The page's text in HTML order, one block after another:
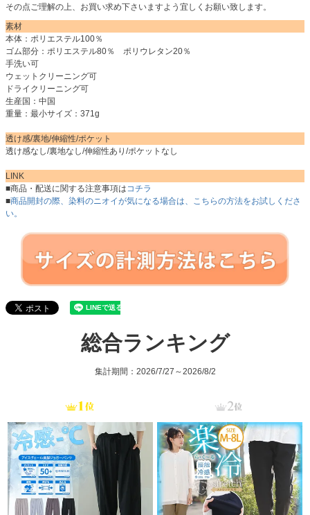
その点ご理解の上、お買い求め下さいますよう宜しくお願い致します。
素材
本体：ポリエステル100％
ゴム部分：ポリエステル80％ ポリウレタン20％
手洗い可
ウェットクリーニング可
ドライクリーニング可
生産国：中国
重量：最小サイズ：371g
透け感/裏地/伸縮性/ポケット
透け感なし/裏地なし/伸縮性あり/ポケットなし
LINK
■商品・配送に関する注意事項はコチラ
■商品開封の際、染料のニオイが気になる場合は、こちらの方法をお試しくださ
い。
総合ランキング
集計期間：2026/7/27～2026/8/2